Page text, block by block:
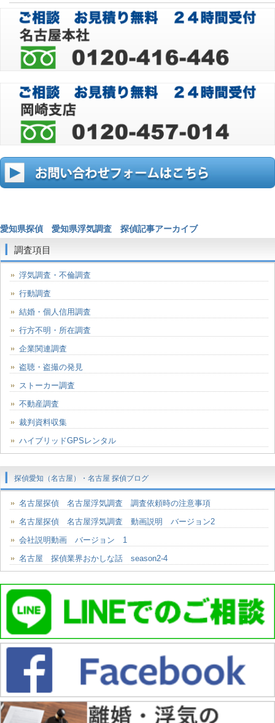
愛知県探偵 愛知県浮気調査 探偵記事アーカイブ
調査項目
浮気調査・不倫調査
行動調査
結婚・個人信用調査
行方不明・所在調査
企業関連調査
盗聴・盗撮の発見
ストーカー調査
不動産調査
裁判資料収集
ハイブリッドGPSレンタル
探偵愛知（名古屋）・名古屋 探偵ブログ
名古屋探偵 名古屋浮気調査 調査依頼時の注意事項
名古屋探偵 名古屋浮気調査 動画説明 バージョン2
会社説明動画 バージョン 1
名古屋 探偵業界おかしな話 season2-4